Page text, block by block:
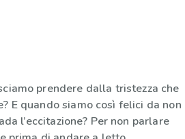
prendere dalla tristezza che
E quando siamo così felici da non
l’eccitazione? Per non parlare